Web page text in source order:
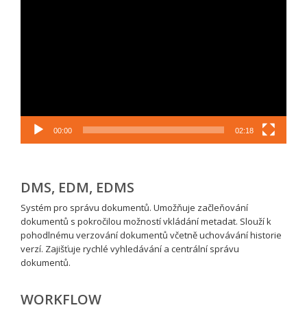
00:00 02:18
DMS, EDM, EDMS
Systém pro správu dokumentů. Umožňuje začleňování
dokumentů s pokročilou možností vkládání metadat. Slouží k
pohodlnému verzování dokumentů včetně uchovávání historie
verzí. Zajišťuje rychlé vyhledávání a centrální správu
dokumentů.
WORKFLOW